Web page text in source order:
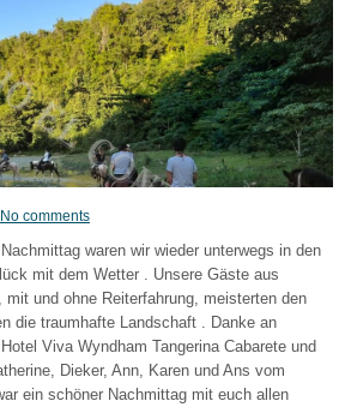
No comments
waren wir wieder unterwegs in den
mit dem Wetter . Unsere Gäste aus
mit und ohne Reiterfahrung, meisterten den
die traumhafte Landschaft . Danke an
Viva Wyndham Tangerina Cabarete und
Dieker, Ann, Karen und Ans vom
ein schöner Nachmittag mit euch allen